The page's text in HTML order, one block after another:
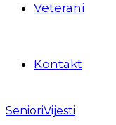
Veterani
Kontakt
SenioriVijesti